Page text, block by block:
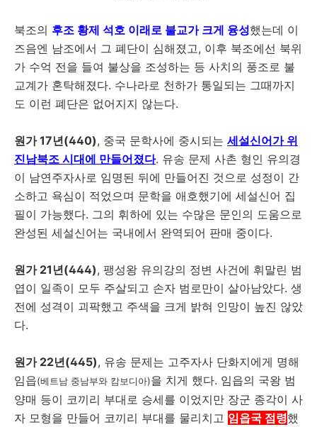
북조의 후조 황제 석호 이래로 불교가 크게 융성했는데 이
즈음엔 남조에서 그 폐단이 심해졌고, 이후 북조에선 북위
가 수억 전을 들여 불상을 조성하는 등 사치의 풍조로 불
교계가 혼탁해졌다. 수나라로 천하가 통일되는 그때까지
도 이런 폐단은 없어지지 않는다.
원가 17년(440), 중국 문학사에 중시되는 세설신어가 위
진남북조 시대에 만들어졌다. 유송 문제 사촌 형인 유의경
이 남연주자사로 임명된 뒤에 만들어진 것으로 성정이 간
소하고 욕심이 적었으며 문학을 애호했기에 세설신어 집
필이 가능했다. 그의 휘하에 있는 수많은 문인의 도움으로
완성된 세설신어는 국내에서 완역되어 판매 중이다.
원가 21년(444), 팽성왕 유의강의 정변 사건에 휘말린 범
엽이 일족이 모두 주살되고 손자 범로만이 살아남았다. 생
전에 성격이 괴팍했고 주색을 크게 밝혀 인망이 높진 않았
다.
원가 22년(445), 유송 문제는 고주자사 단화지에게 명해
임읍(베트남 중남부와 캄보디아)을 치게 했다. 임읍의 국왕 범
양매 등이 코끼리 부대로 승세를 이었지만 장군 종각이 사
자 모형을 만들어 코끼리 부대를 물리치고 임읍국 점령했